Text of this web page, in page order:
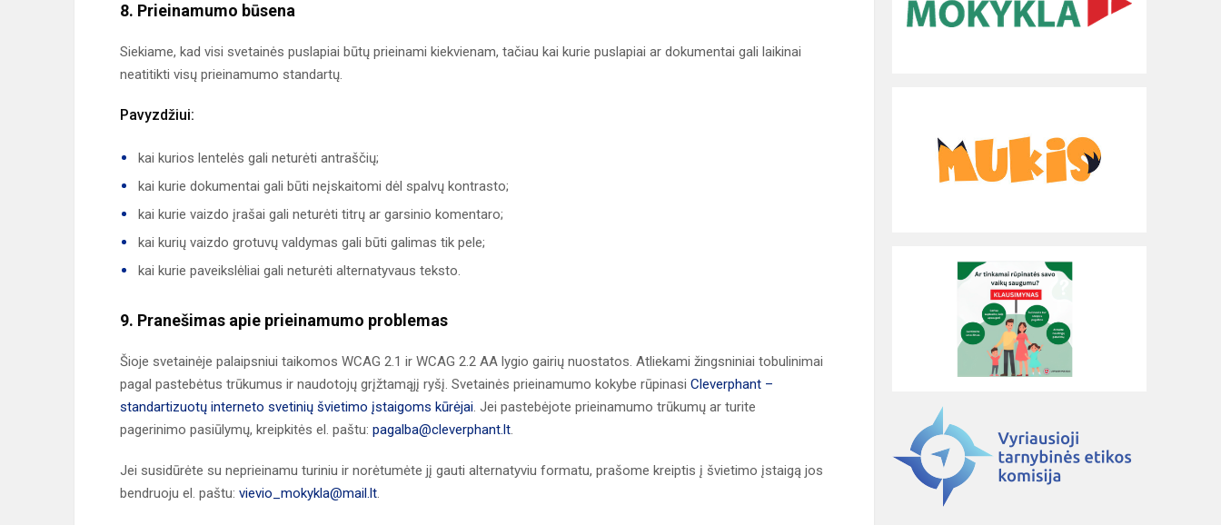
8. Prieinamumo būsena
Siekiame, kad visi svetainės puslapiai būtų prieinami kiekvienam, tačiau kai kurie puslapiai ar dokumentai gali laikinai
neatitikti visų prieinamumo standartų.
Pavyzdžiui:
kai kurios lentelės gali neturėti antraščių;
kai kurie dokumentai gali būti neįskaitomi dėl spalvų kontrasto;
kai kurie vaizdo įrašai gali neturėti titrų ar garsinio komentaro;
kai kurių vaizdo grotuvų valdymas gali būti galimas tik pele;
kai kurie paveikslėliai gali neturėti alternatyvaus teksto.
9. Pranešimas apie prieinamumo problemas
Šioje svetainėje palaipsniui taikomos WCAG 2.1 ir WCAG 2.2 AA lygio gairių nuostatos. Atliekami žingsniniai tobulinimai
pagal pastebėtus trūkumus ir naudotojų grįžtamąjį ryšį. Svetainės prieinamumo kokybe rūpinasi Cleverphant –
standartizuotų interneto svetinių švietimo įstaigoms kūrėjai. Jei pastebėjote prieinamumo trūkumų ar turite
pagerinimo pasiūlymų, kreipkitės el. paštu: pagalba@cleverphant.lt.
Jei susidūrėte su neprieinamu turiniu ir norėtumėte jį gauti alternatyviu formatu, prašome kreiptis į švietimo įstaigą jos
bendruoju el. paštu: vievio_mokykla@mail.lt.